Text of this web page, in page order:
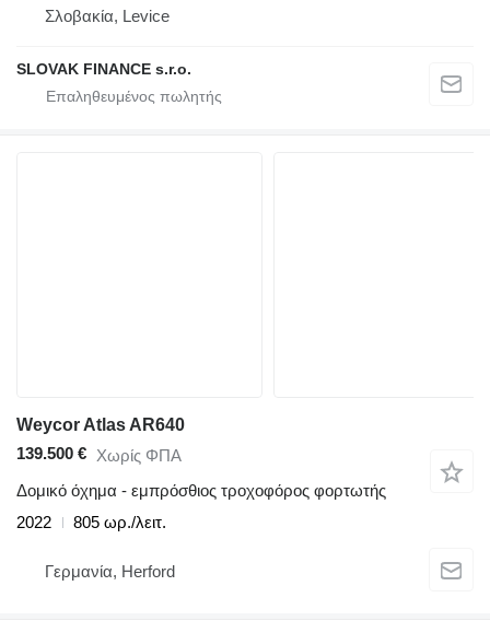
Σλοβακία, Levice
SLOVAK FINANCE s.r.o.
Weycor Atlas AR640
139.500 € Χωρίς ΦΠΑ
Δομικό όχημα - εμπρόσθιος τροχοφόρος φορτωτής
2022
805 ωρ./λειτ.
Γερμανία, Herford